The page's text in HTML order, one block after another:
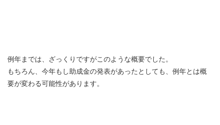
例年までは、ざっくりですがこのような概要でした。
もちろん、今年もし助成金の発表があったとしても、例年とは概
要が変わる可能性があります。